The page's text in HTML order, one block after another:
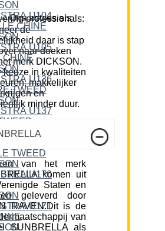
als zonwering professionals:
de
daar is stap
naar doeken
merk DICKSON.
keuze in kwaliteiten
makkelijker
en
minder duur.
van het merk
komen uit
Staten en
geleverd door
RAVEN.Dit is de
van
SUNBRELLA als